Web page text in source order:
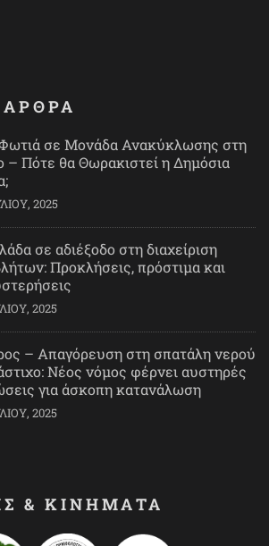
σε Μονάδα Ανακύκλωσης στη
– Πότε θα Θωρακιστεί η Δημόσια
2025
σε αδιέξοδο στη διαχείριση
Προκλήσεις, πρόστιμα και
2025
– Απαγόρευση στη σπατάλη νερού
Νέος νόμος φέρνει αυστηρές
για άσκοπη κατανάλωση
2025
& ΚΙΝΗΜΑΤΑ